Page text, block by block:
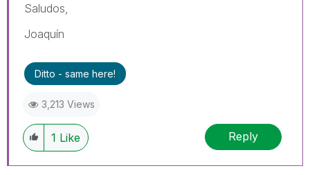
Saludos,
Joaquín
Ditto - same here!
3,213 Views
1 Like Reply